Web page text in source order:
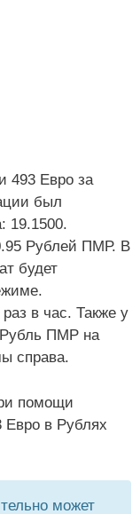
493 Евро за
был
19.1500.
Рублей ПМР. В
будет
в час. Также у
Рубль ПМР на
справа.
помощи
Евро в Рублях
может